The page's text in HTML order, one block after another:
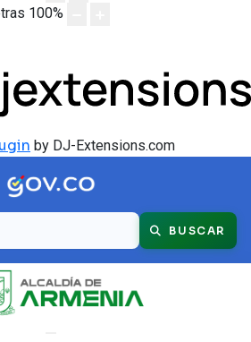
100%
by DJ-Extensions.com
BUSCAR